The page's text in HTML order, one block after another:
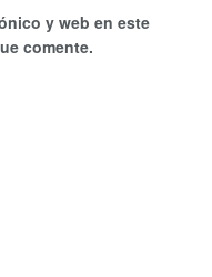
y web en este
comente.